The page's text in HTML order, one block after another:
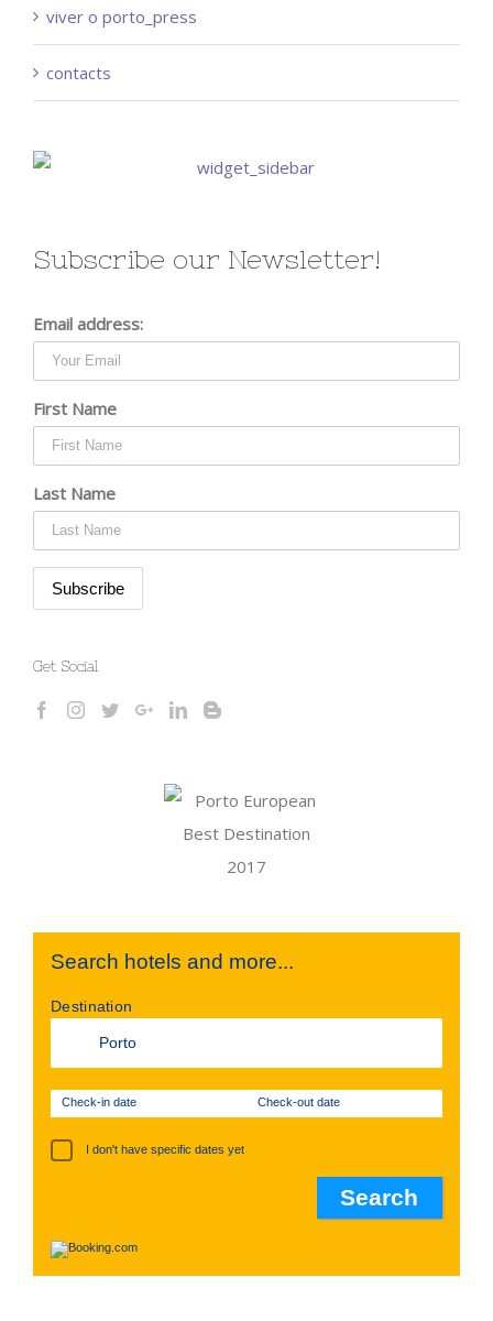
viver o porto_press
contacts
Subscribe our Newsletter!
Email address:
First Name
Last Name
Get Social
Search hotels and more...
Destination
Check-in date Check-out date
I don't have specific dates yet